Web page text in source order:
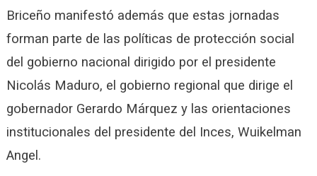
Briceño manifestó además que estas jornadas
forman parte de las políticas de protección social
del gobierno nacional dirigido por el presidente
Nicolás Maduro, el gobierno regional que dirige el
gobernador Gerardo Márquez y las orientaciones
institucionales del presidente del Inces, Wuikelman
Angel.